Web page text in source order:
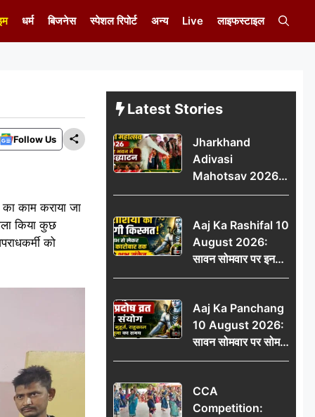
धर्म बिजनेस स्पेशल रिपोर्ट अन्य Live लाइफस्टाइल
Follow Us
का काम कराया जा
किया कुछ
को
Latest Stories
Jharkhand
Adivasi
Mahotsav 2026
का नगर भवन में भव्य
पारंपरिक प्रस्तुतियों ने
मोहा मन
Aaj Ka Rashifal 10
August 2026:
सावन सोमवार पर इन
राशियों की चमकेगी
लेकर नौकरी-कारोबार
तक मिलेंगे शुभ संकेत
Aaj Ka Panchang
10 August 2026:
सावन सोमवार पर सोम
प्रदोष व्रत का संयोग,
और पूजा का समय
CCA
Competition: